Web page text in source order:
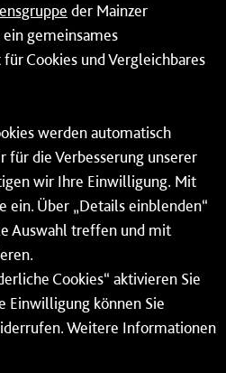
und ab 18 Uhr sowie an
ganztags werden Ihre
an ein Callcenter des
Dort erhalten Sie
Fahrplan bzw. zu
der Mainzer
gemeinsames
Cookies und Vergleichbares
werden automatisch
die Verbesserung unserer
wir Ihre Einwilligung. Mit
ein. Über „Details einblenden“
Auswahl treffen und mit
Cookies“ aktivieren Sie
Einwilligung können Sie
Weitere Informationen